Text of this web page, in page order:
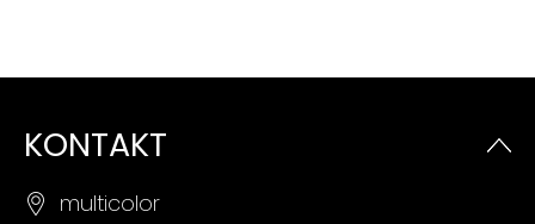
KONTAKT
multicolor